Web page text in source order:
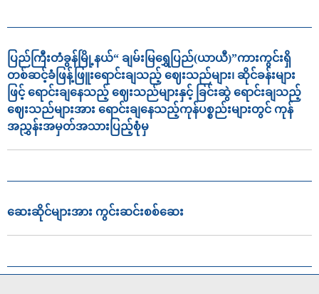
ပြည်ကြီးတံခွန်မြို့နယ်“ ချမ်းမြရွှေပြည်(ယာယီ)”ကားကွင်းရှိ
တစ်ဆင့်ခံဖြန့်ဖြူးရောင်းချသည့် ဈေးသည်များ၊ ဆိုင်ခန်းများ
ဖြင့် ရောင်းချနေသည့် ဈေးသည်များနှင့် ခြင်းဆွဲ ရောင်းချသည့်
ဈေးသည်များအား ရောင်းချနေသည့်ကုန်ပစ္စည်းများတွင် ကုန်
အညွှန်းအမှတ်အသားပြည့်စုံမှ
ဆေးဆိုင်များအား ကွင်းဆင်းစစ်ဆေး